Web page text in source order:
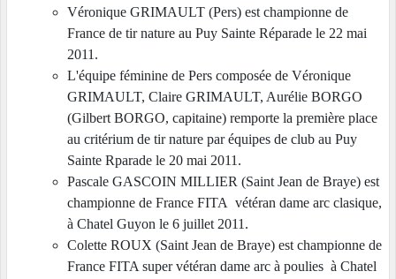
Véronique GRIMAULT (Pers) est championne de
France de tir nature au Puy Sainte Réparade le 22 mai
2011.
L'équipe féminine de Pers composée de Véronique
GRIMAULT, Claire GRIMAULT, Aurélie BORGO
(Gilbert BORGO, capitaine) remporte la première place
au critérium de tir nature par équipes de club au Puy
Sainte Rparade le 20 mai 2011.
Pascale GASCOIN MILLIER (Saint Jean de Braye) est
championne de France FITA vétéran dame arc clasique,
à Chatel Guyon le 6 juillet 2011 .
Colette ROUX (Saint Jean de Braye) est championne de
France FITA super vétéran dame arc à poulies à Chatel